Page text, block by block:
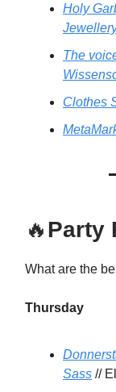
Holy
The
Clothes
🔥Party
What are the
Thursday
Sass //